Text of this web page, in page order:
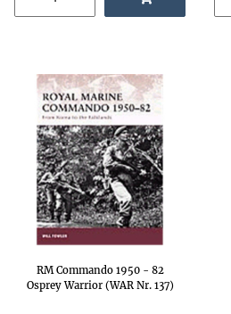
RM Commando 1950 - 82
Osprey Warrior (WAR Nr. 137)